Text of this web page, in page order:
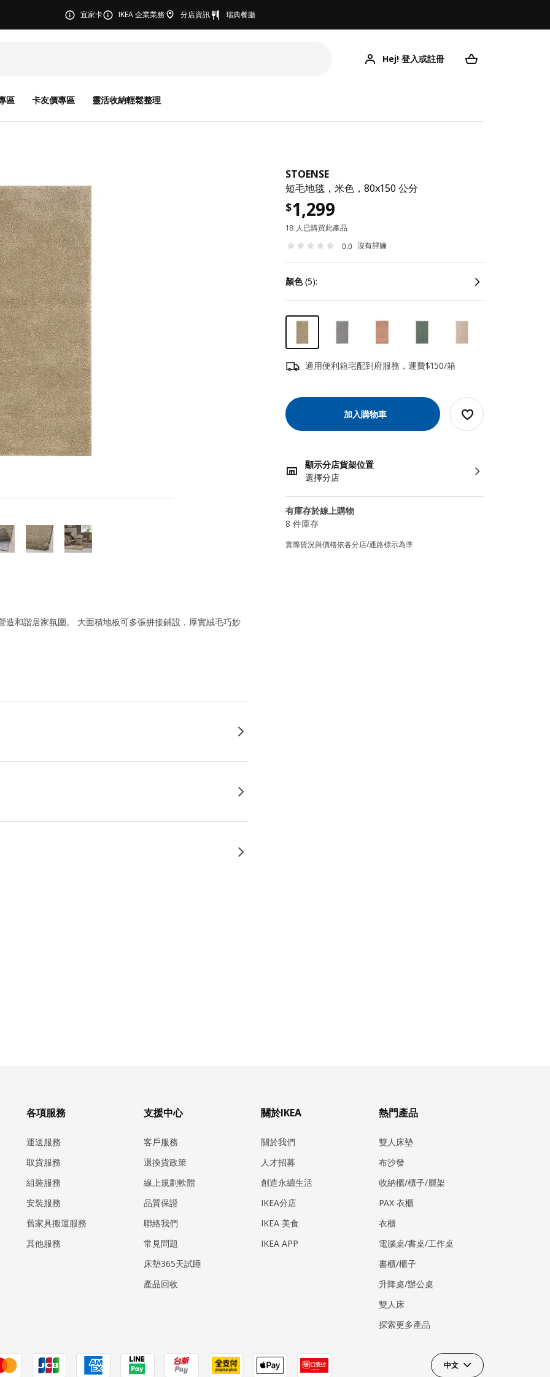
宜家卡 IKEA 企業業務 分店資訊 瑞典餐廳
Hej! 登入或註冊
區 卡友價專區 靈活收納輕鬆整理
STOENSE
短毛地毯，米色，80x150 公分
$1,299
18 人已購買此產品
0.0 沒有評論
顏色(5):
適用便利箱宅配到府服務，運費$150/箱
加入購物車
顯示分店貨架位置
選擇分店
有庫存於線上購物
8 件庫存
實際貨況與價格依各分店/通路標示為準
和諧居家氛圍。 大面積地板可多張拼接鋪設，厚實絨毛巧妙
各項服務
運送服務
取貨服務
組裝服務
安裝服務
​舊家具搬運服務
其他服務
支援中心
客戶服務
退換貨政策
線上規劃軟體
品質保證
聯絡我們
常見問題
床墊365天試睡
產品回收
關於IKEA
關於我們
人才招募
創造永續生活
IKEA分店
IKEA 美食
IKEA APP
熱門產品
雙人床墊
布沙發
收納櫃/櫃子/層架
PAX 衣櫃
衣櫃
電腦桌/書桌/工作桌
書櫃/櫃子
升降桌/辦公桌
雙人床
探索更多產品
中文